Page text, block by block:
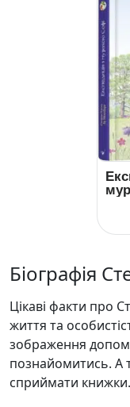
Біографія
Цікаві факти про
життя та
зображення
познайомитись. А
сприймати книжки.